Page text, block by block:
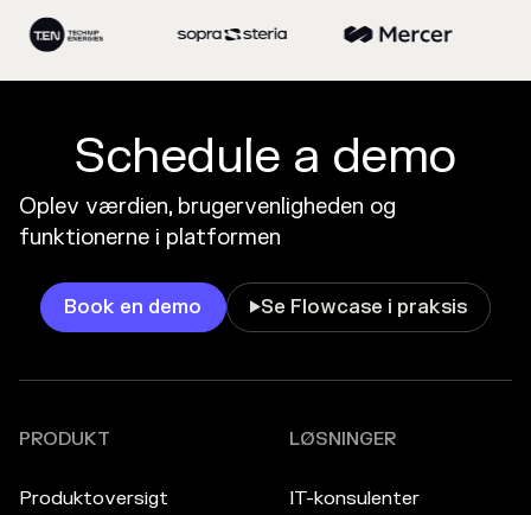
Schedule a demo
Oplev værdien, brugervenligheden og
funktionerne i platformen
Book en demo Se Flowcase i praksis
PRODUKT
Produktoversigt
LØSNINGER
IT-konsulenter